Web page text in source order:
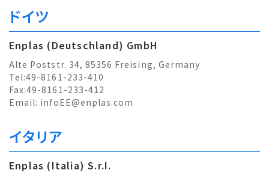
ドイツ
Enplas (Deutschland) GmbH
Alte Poststr. 34, 85356 Freising, Germany
Tel:49-8161-233-410
Fax:49-8161-233-412
Email: infoEE@enplas.com
イタリア
Enplas (Italia) S.r.I.